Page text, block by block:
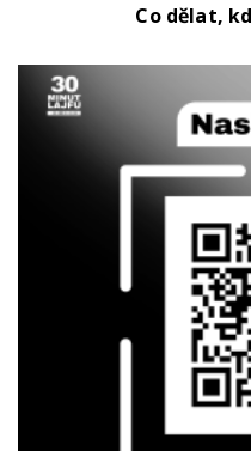
Co dělat,